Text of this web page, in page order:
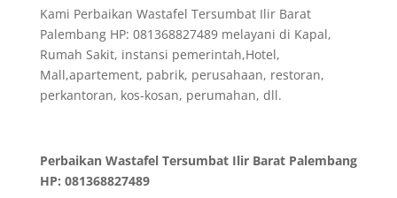
Kami Perbaikan Wastafel Tersumbat Ilir Barat
Palembang HP: 081368827489 melayani di Kapal,
Rumah Sakit, instansi pemerintah,Hotel,
Mall,apartement, pabrik, perusahaan, restoran,
perkantoran, kos-kosan, perumahan, dll.
Perbaikan Wastafel Tersumbat Ilir Barat Palembang
HP: 081368827489